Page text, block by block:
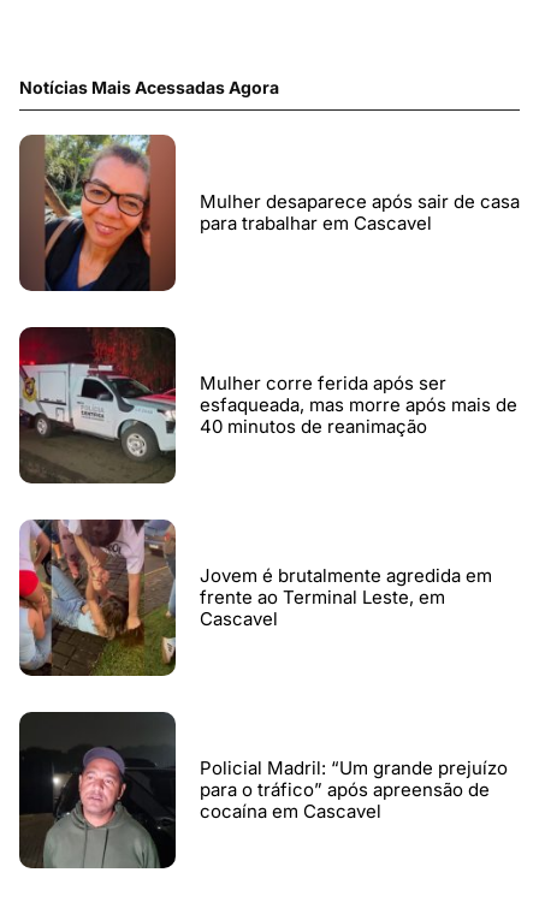
Notícias Mais Acessadas Agora
Mulher desaparece após sair de casa
para trabalhar em Cascavel
Mulher corre ferida após ser
esfaqueada, mas morre após mais de
40 minutos de reanimação
Jovem é brutalmente agredida em
frente ao Terminal Leste, em
Cascavel
Policial Madril: “Um grande prejuízo
para o tráfico” após apreensão de
cocaína em Cascavel